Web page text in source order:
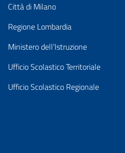
Città di Milano
Regione Lombardia
Ministero dell’Istruzione
Ufficio Scolastico Territoriale
Ufficio Scolastico Regionale